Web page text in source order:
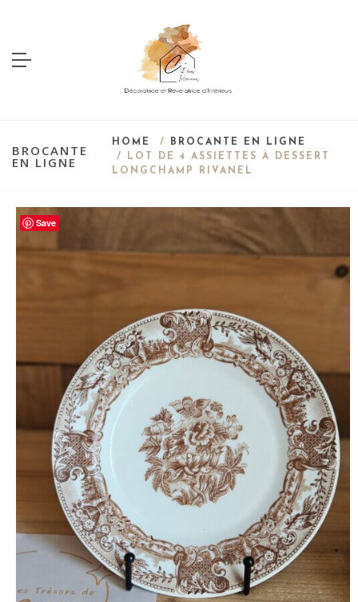
BROCANTE
EN LIGNE
HOME /
BROCANTE EN LIGNE
/ LOT DE 4 ASSIETTES À DESSERT
LONGCHAMP RIVANEL
Save